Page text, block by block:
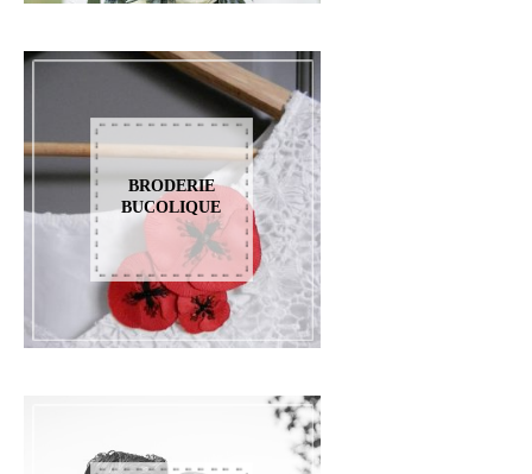
BRODERIE
BUCOLIQUE